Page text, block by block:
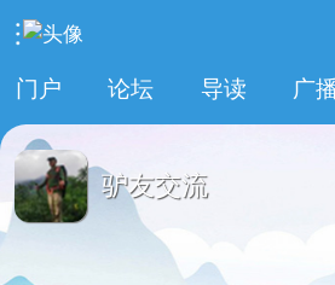
门户 论坛 导读 广
驴友交流